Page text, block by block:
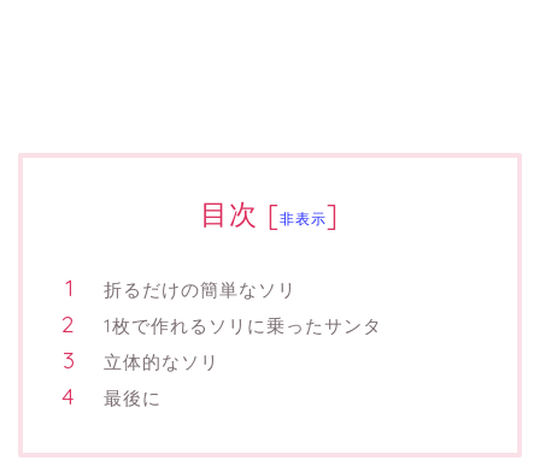
目次 [非表示]
折るだけの簡単なソリ
1枚で作れるソリに乗ったサンタ
立体的なソリ
最後に